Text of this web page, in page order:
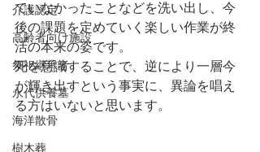
介護認定
高齢者向け施設
祭祀継承者
永代供養墓
海洋散骨
樹木葬
ていなかったことなどを洗い出し、今
後の課題を定めていく楽しい作業が終
活の本来の姿です。
死を意識することで、逆により一層今
が輝き出すという事実に、異論を唱え
る方はいないと思います。